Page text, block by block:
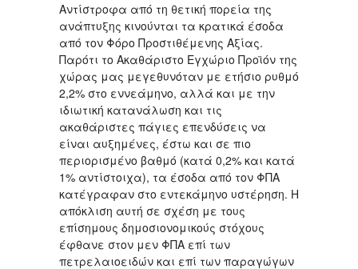
Αντίστροφα από τη θετική πορεία της
ανάπτυξης κινούνται τα κρατικά έσοδα
από τον Φόρο Προστιθέμενης Αξίας.
Παρότι το Ακαθάριστο Εγχώριο Προϊόν της
χώρας μας μεγεθυνόταν με ετήσιο ρυθμό
2,2% στο εννεάμηνο, αλλά και με την
ιδιωτική κατανάλωση και τις
ακαθάριστες πάγιες επενδύσεις να
είναι αυξημένες, έστω και σε πιο
περιορισμένο βαθμό (κατά 0,2% και κατά
1% αντίστοιχα), τα έσοδα από τον ΦΠΑ
κατέγραφαν στο εντεκάμηνο υστέρηση. Η
απόκλιση αυτή σε σχέση με τους
επίσημους δημοσιονομικούς στόχους
έφθανε στον μεν ΦΠΑ επί των
πετρελαιοειδών και επί των παραγώγων